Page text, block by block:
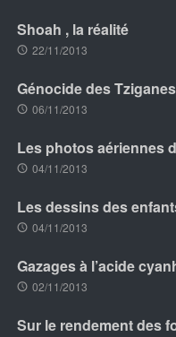
Shoah , la réalité
22/11/2013
Génocide des Tziganes
06/11/2013
Les photos aériennes
04/11/2013
Les dessins des
04/11/2013
Gazages à l’acide
02/11/2013
Sur le rendement des